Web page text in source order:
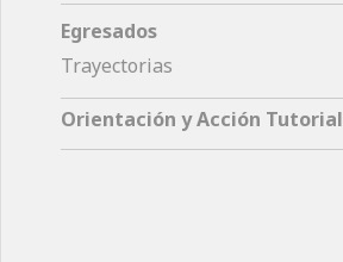
Egresados
Trayectorias
Orientación y Acción Tutorial